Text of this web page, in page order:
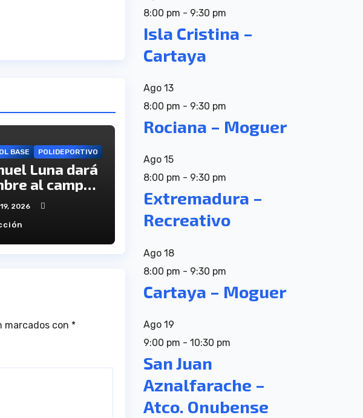
BASE POLIDEPORTIVO
Luna dará
al campo
de Cristo
19, 2026
marcados con *
8:00 pm - 9:30 pm
Isla Cristina –
Cartaya
Ago 13
8:00 pm - 9:30 pm
Rociana – Moguer
Ago 15
8:00 pm - 9:30 pm
Extremadura –
Recreativo
Ago 18
8:00 pm - 9:30 pm
Cartaya – Moguer
Ago 19
9:00 pm - 10:30 pm
San Juan
Aznalfarache –
Atco. Onubense